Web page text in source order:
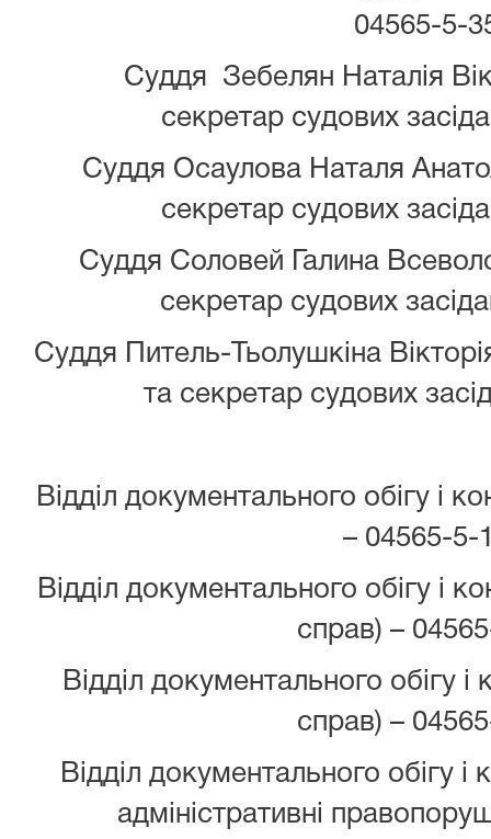
04565-5-
Суддя Зебелян Наталія
секретар судових
Суддя Осаулова Наталя
секретар судових
Суддя Соловей Галина
секретар судових
Суддя Питель-Тьолушкіна
та секретар судових
Відділ документального обігу і
– 04565-5-
Відділ документального обігу і
справ) –
Відділ документального обігу
справ) –
Відділ документального обігу
адміністративні